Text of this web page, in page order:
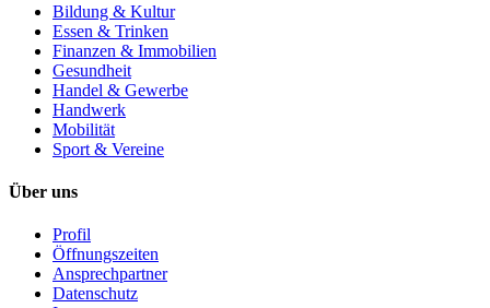
Bildung & Kultur
Essen & Trinken
Finanzen & Immobilien
Gesundheit
Handel & Gewerbe
Handwerk
Mobilität
Sport & Vereine
Über uns
Profil
Öffnungszeiten
Ansprechpartner
Datenschutz